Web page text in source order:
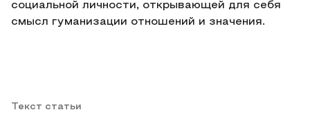
социальной личности, открывающей для себя
смысл гуманизации отношений и значения.
Текст статьи